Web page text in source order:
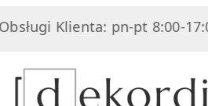
Klienta: pn-pt 8:00-17:00,